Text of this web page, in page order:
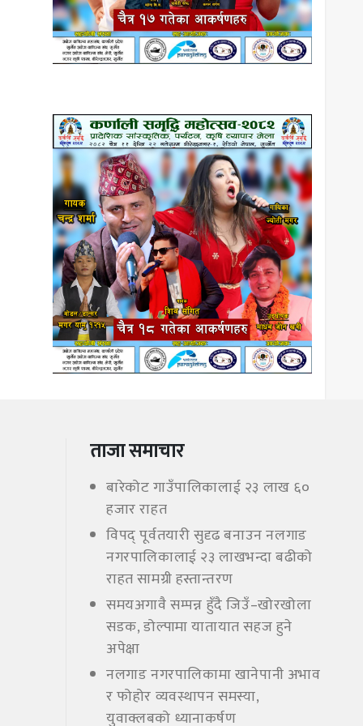
ताजा समाचार
बारेकोट गाउँपालिकालाई २३ लाख ६०
हजार राहत
विपद् पूर्वतयारी सुदृढ बनाउन नलगाड
नगरपालिकालाई २३ लाखभन्दा बढीको
राहत सामग्री हस्तान्तरण
समयअगावै सम्पन्न हुँदै जिउँ–खोरखोला
सडक, डोल्पामा यातायात सहज हुने
अपेक्षा
नलगाड नगरपालिकामा खानेपानी अभाव
र फोहोर व्यवस्थापन समस्या,
युवाक्लबको ध्यानाकर्षण